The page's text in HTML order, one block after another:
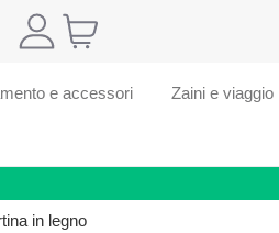
e accessori Zaini e viaggio
in legno